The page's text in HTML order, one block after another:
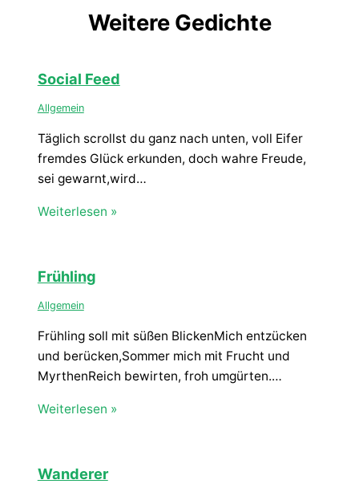
Weitere Gedichte
Social Feed
Allgemein
Täglich scrollst du ganz nach unten, voll Eifer
fremdes Glück erkunden, doch wahre Freude,
sei gewarnt,wird…
Weiterlesen »
Frühling
Allgemein
Frühling soll mit süßen BlickenMich entzücken
und berücken,Sommer mich mit Frucht und
MyrthenReich bewirten, froh umgürten.…
Weiterlesen »
Wanderer